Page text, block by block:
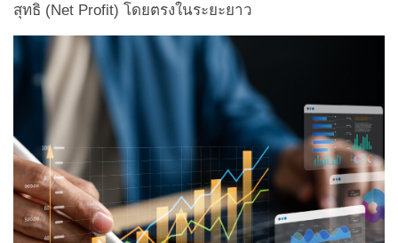
สุทธิ (Net Profit) โดยตรงในระยะยาว